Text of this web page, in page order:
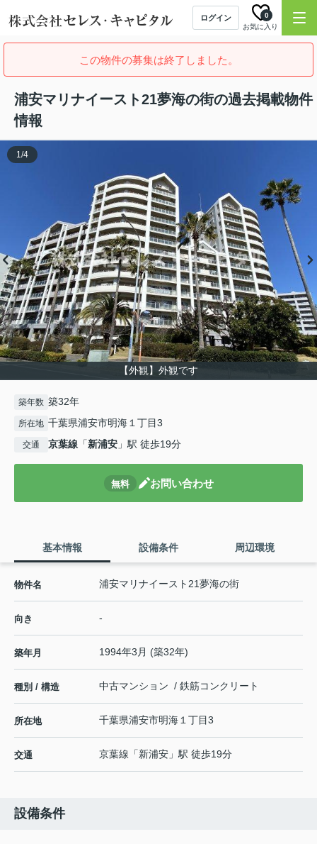
ログイン
お気に入り
0
この物件の募集は終了しました。
浦安マリナイースト21夢海の街の過去掲載物件
情報
【外観】外観です
1/4
築年数 築32年
所在地 千葉県浦安市明海１丁目3
交通 京葉線 「新浦安 」駅 徒歩19分
無料 お問い合わせ
基本情報 設備条件 周辺環境
物件名 浦安マリナイースト21夢海の街
向き -
築年月 1994年3月 (築32年)
種別 / 構造 中古マンション / 鉄筋コンクリート
所在地 千葉県浦安市明海１丁目3
交通 京葉線 「新浦安 」駅 徒歩19分
設備条件